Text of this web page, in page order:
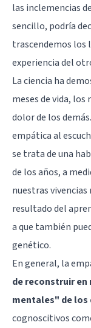
las inclemencias
sencillo, podría
trascendemos los
experiencia del
La ciencia ha
meses de vida,
dolor de los
empática al
se trata de una
de los años, a
nuestras
resultado del
a que también
genético.
En general, la
de reconstruir
mentales" de los
cognoscitivos